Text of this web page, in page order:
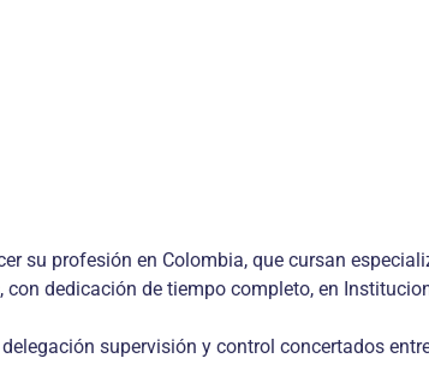
su profesión en Colombia, que cursan
dedicación de tiempo completo, en
supervisión y control concertados